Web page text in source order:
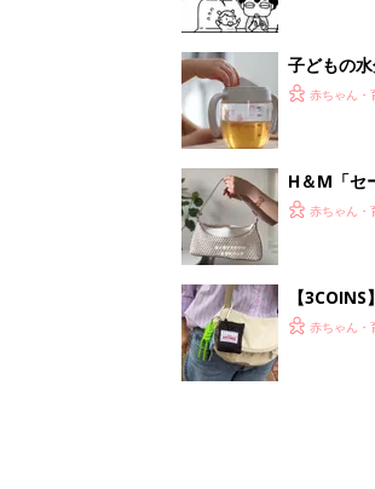
子どもの
く3つのコ
赤ちゃん・
H＆М「セ
赤ちゃん・
【
ート」
赤ちゃん・